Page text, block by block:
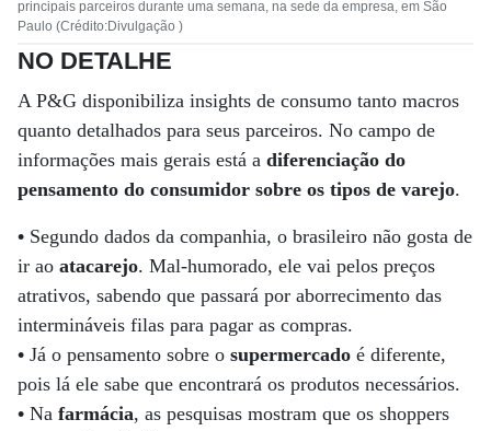
principais parceiros durante uma semana, na sede da empresa, em São
Paulo (Crédito:Divulgação )
NO DETALHE
A P&G disponibiliza insights de consumo tanto macros
quanto detalhados para seus parceiros. No campo de
informações mais gerais está a diferenciação do
pensamento do consumidor sobre os tipos de varejo.
• Segundo dados da companhia, o brasileiro não gosta de
ir ao atacarejo. Mal-humorado, ele vai pelos preços
atrativos, sabendo que passará por aborrecimento das
intermináveis filas para pagar as compras.
• Já o pensamento sobre o supermercado é diferente,
pois lá ele sabe que encontrará os produtos necessários.
• Na farmácia, as pesquisas mostram que os shoppers